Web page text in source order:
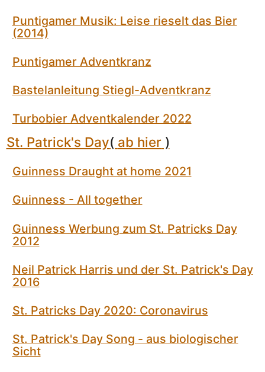
Puntigamer Musik: Leise rieselt das Bier
(2014)
Puntigamer Adventkranz
Bastelanleitung Stiegl-Adventkranz
Turbobier Adventkalender 2022
St. Patrick's Day( ab hier)
Guinness Draught at home 2021
Guinness - All together
Guinness Werbung zum St. Patricks Day
2012
Neil Patrick Harris und der St. Patrick's Day
2016
St. Patricks Day 2020: Coronavirus
St. Patrick's Day Song - aus biologischer
Sicht